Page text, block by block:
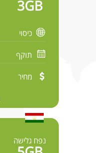
3GB
כיסוי
תוקף
מחיר
נפח גלישה